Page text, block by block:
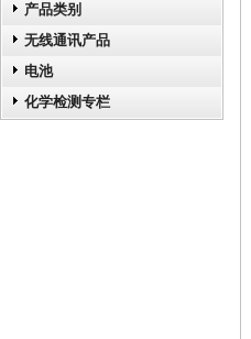
产品类别
无线通讯产品
电池
化学检测专栏